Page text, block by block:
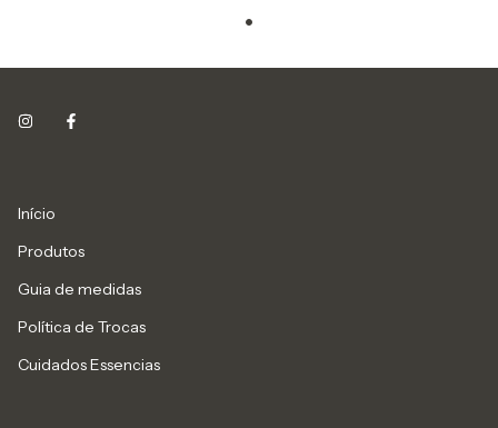
Início
Produtos
Guia de medidas
Política de Trocas
Cuidados Essencias